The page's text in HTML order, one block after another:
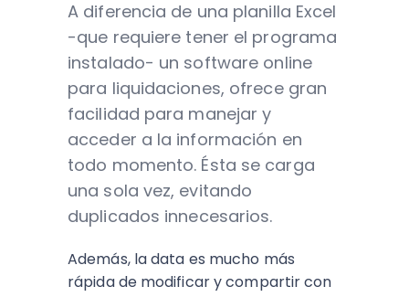
A diferencia de una planilla Excel
-que requiere tener el programa
instalado- un software online
para liquidaciones, ofrece gran
facilidad para manejar y
acceder a la información en
todo momento. Ésta se carga
una sola vez, evitando
duplicados innecesarios.
Además, la data es mucho más
rápida de modificar y compartir con